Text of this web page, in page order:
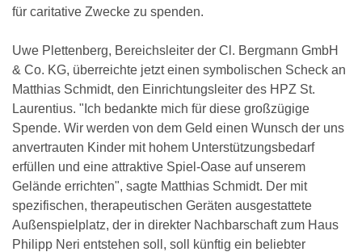
für caritative Zwecke zu spenden.
Uwe Plettenberg, Bereichsleiter der Cl. Bergmann GmbH
& Co. KG, überreichte jetzt einen symbolischen Scheck an
Matthias Schmidt, den Einrichtungsleiter des HPZ St.
Laurentius. "Ich bedankte mich für diese großzügige
Spende. Wir werden von dem Geld einen Wunsch der uns
anvertrauten Kinder mit hohem Unterstützungsbedarf
erfüllen und eine attraktive Spiel-Oase auf unserem
Gelände errichten", sagte Matthias Schmidt. Der mit
spezifischen, therapeutischen Geräten ausgestattete
Außenspielplatz, der in direkter Nachbarschaft zum Haus
Philipp Neri entstehen soll, soll künftig ein beliebter